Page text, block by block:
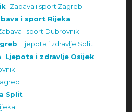
Zabava i sport Zagreb
i sport Rijeka
i sport Dubrovnik
Ljepota i zdravlje Split
Ljepota i zdravlje Osijek
Split